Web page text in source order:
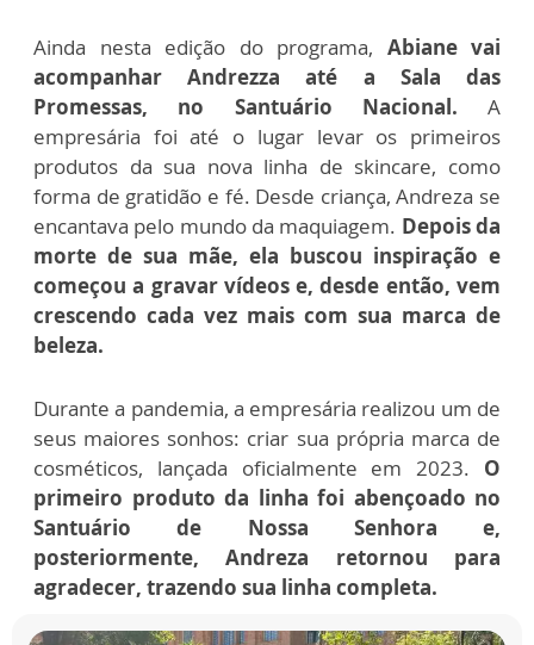
Ainda nesta edição do programa, Abiane vai
acompanhar Andrezza até a Sala das
Promessas, no Santuário Nacional. A
empresária foi até o lugar levar os primeiros
produtos da sua nova linha de skincare, como
forma de gratidão e fé. Desde criança, Andreza se
encantava pelo mundo da maquiagem. Depois da
morte de sua mãe, ela buscou inspiração e
começou a gravar vídeos e, desde então, vem
crescendo cada vez mais com sua marca de
beleza.
Durante a pandemia, a empresária realizou um de
seus maiores sonhos: criar sua própria marca de
cosméticos, lançada oficialmente em 2023. O
primeiro produto da linha foi abençoado no
Santuário de Nossa Senhora e,
posteriormente, Andreza retornou para
agradecer, trazendo sua linha completa.